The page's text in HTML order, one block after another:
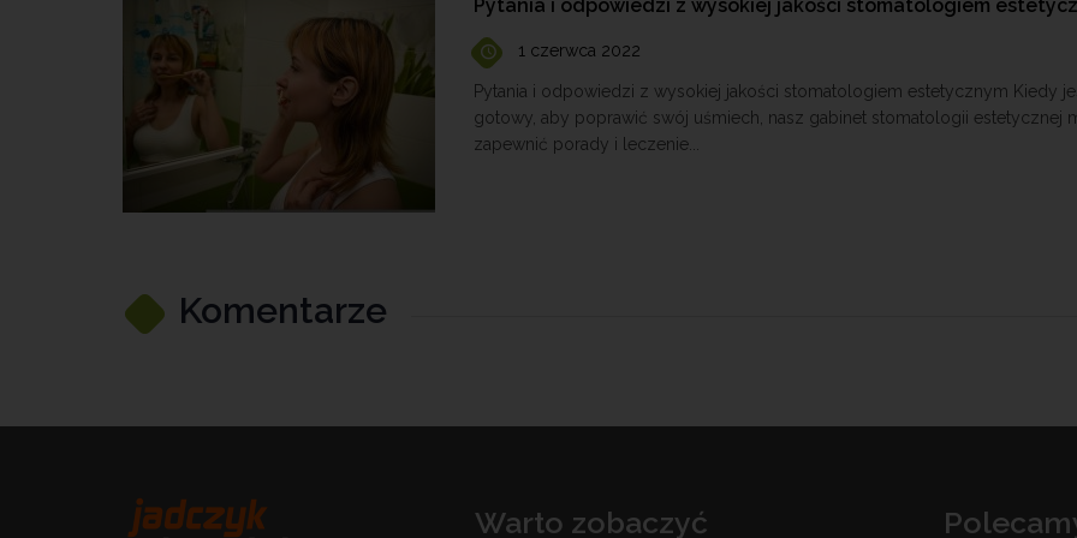
Pytania i odpowiedzi z wysokiej jakości stomatologiem
1 czerwca 2022
Pytania i odpowiedzi z wysokiej jakości stomatologiem estetycznym Kiedy
gotowy, aby poprawić swój uśmiech, nasz gabinet stomatologii estetycznej
zapewnić porady i leczenie...
Komentarze
Warto zobaczyć